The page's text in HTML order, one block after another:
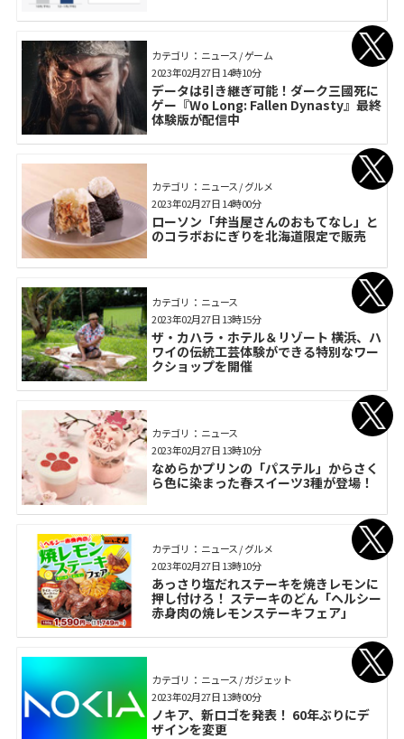
カテゴリ： ニュース / ゲーム
データは引き継ぎ可能！ダーク三國死に
ゲー『Wo Long: Fallen Dynasty』最終
体験版が配信中
2023年02月27日 14時10分
カテゴリ： ニュース / グルメ
ローソン「弁当屋さんのおもてなし」と
のコラボおにぎりを北海道限定で販売
2023年02月27日 14時00分
カテゴリ： ニュース
ザ・カハラ・ホテル＆リゾート 横浜、ハ
ワイの伝統工芸体験ができる特別なワー
クショップを開催
2023年02月27日 13時15分
カテゴリ： ニュース
なめらかプリンの「パステル」からさく
ら色に染まった春スイーツ3種が登場！
2023年02月27日 13時10分
カテゴリ： ニュース / グルメ
あっさり塩だれステーキを焼きレモンに
押し付けろ！ ステーキのどん「ヘルシー
赤身肉の焼レモンステーキフェア」
2023年02月27日 13時10分
カテゴリ： ニュース / ガジェット
ノキア、新ロゴを発表！ 60年ぶりにデ
ザインを変更
2023年02月27日 13時00分